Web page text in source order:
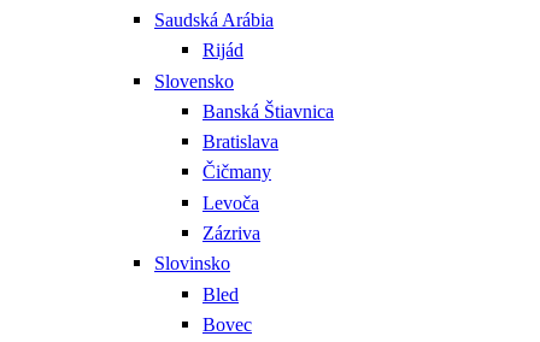
Saudská Arábia
Rijád
Slovensko
Banská Štiavnica
Bratislava
Čičmany
Levoča
Zázriva
Slovinsko
Bled
Bovec